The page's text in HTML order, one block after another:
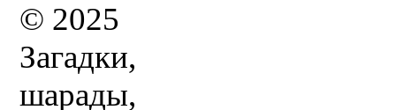
© 2025
Загадки,
шарады,